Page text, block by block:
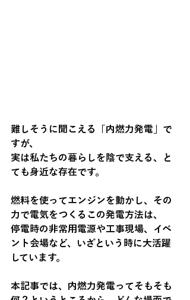
難しそうに聞こえる「内燃力発電」で
すが、
実は私たちの暮らしを陰で支える、と
ても身近な存在です。
燃料を使ってエンジンを動かし、その
力で電気をつくるこの発電方法は、
停電時の非常用電源や工事現場、イベ
ント会場など、いざという時に大活躍
しています。
本記事では、内燃力発電ってそもそも